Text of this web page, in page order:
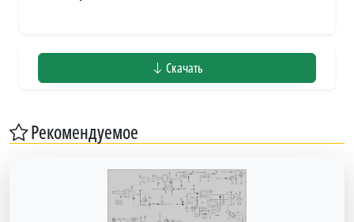
Скачать
Рекомендуемое